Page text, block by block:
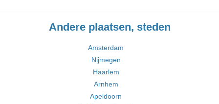
Andere plaatsen, steden
Amsterdam
Nijmegen
Haarlem
Arnhem
Apeldoorn